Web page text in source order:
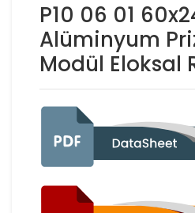
P10 06 01
Alüminyum
Modül Eloksal